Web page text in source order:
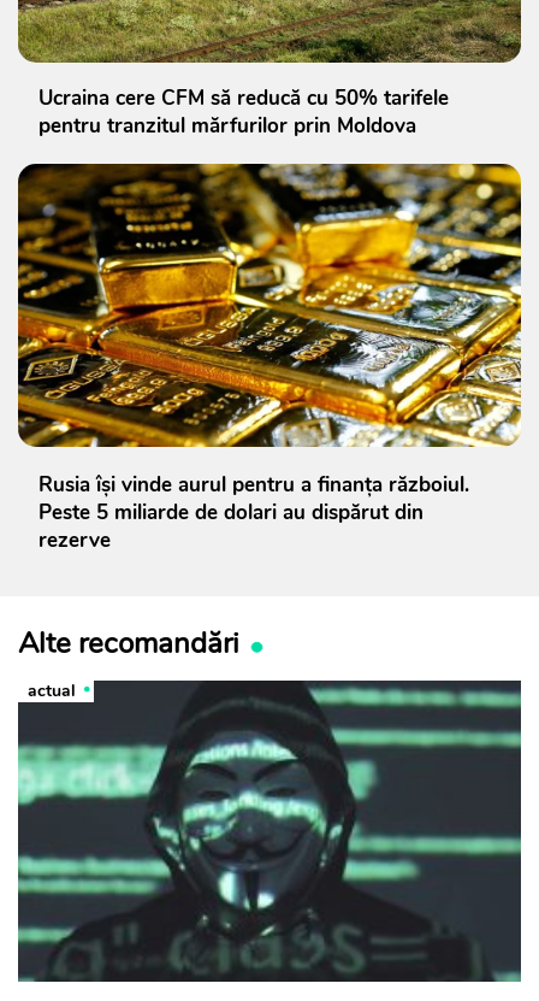
Ucraina cere CFM să reducă cu 50% tarifele
pentru tranzitul mărfurilor prin Moldova
Rusia își vinde aurul pentru a finanța războiul.
Peste 5 miliarde de dolari au dispărut din
rezerve
Alte recomandări
actual